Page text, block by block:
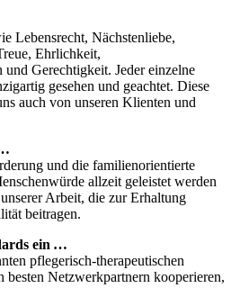
Lebensrecht, Nächstenliebe,
Ehrlichkeit,
und Gerechtigkeit. Jeder einzelne
gesehen und geachtet. Diese
auch von unseren Klienten und
und die familienorientierte
allzeit geleistet werden
Arbeit, die zur Erhaltung
beitragen.
ein …
pflegerisch-therapeutischen
besten Netzwerkpartnern kooperieren,